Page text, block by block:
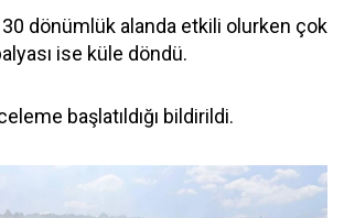
30 dönümlük alanda etkili olurken çok
ise küle döndü.
başlatıldığı bildirildi.